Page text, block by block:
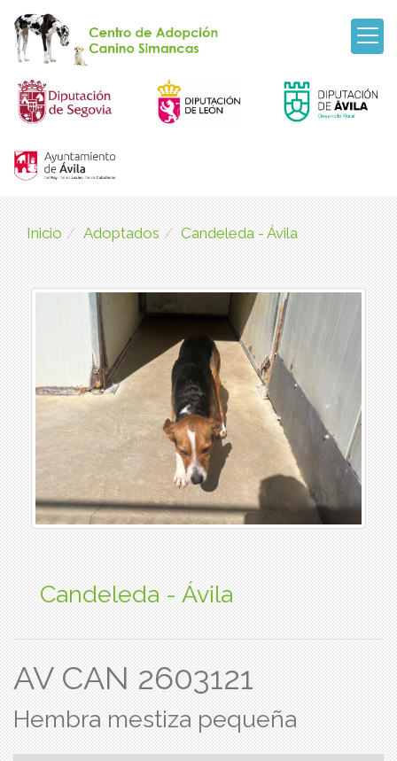
Inicio Adoptados Candeleda - Ávila
Candeleda - Ávila
AV CAN 2603121
Hembra mestiza pequeña